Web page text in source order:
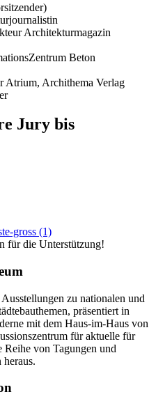
Architekturmagazin
Beton
Atrium, Archithema Verlag
Jury bis
für die Unterstützung!
zu nationalen und
präsentiert in
mit dem Haus-im-Haus von
für aktuelle für
Reihe von Tagungen und